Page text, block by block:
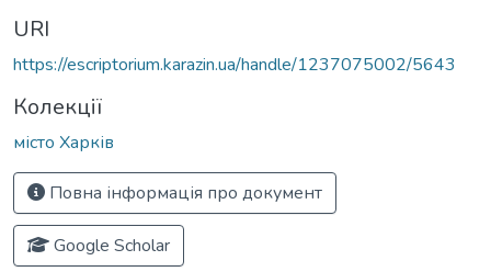
URI
https://escriptorium.karazin.ua/handle/1237075002/5643
Колекції
місто Харків
Повна інформація про документ
Google Scholar